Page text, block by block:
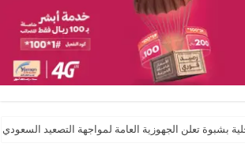
بشبوة تعلن الجهوزية العامة لمواجهة التصعيد السعودي